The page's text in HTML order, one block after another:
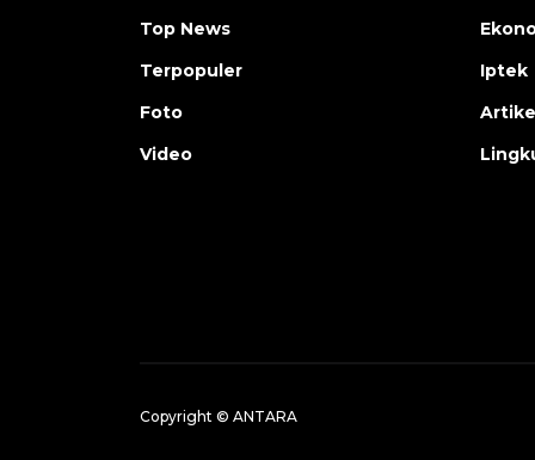
Top News
Terpopuler
Foto
Video
Iptek
Copyright © ANTARA